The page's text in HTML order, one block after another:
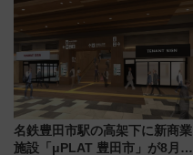
名鉄豊田市駅の高架下に新商業
施設「μPLAT 豊田市」が8月26